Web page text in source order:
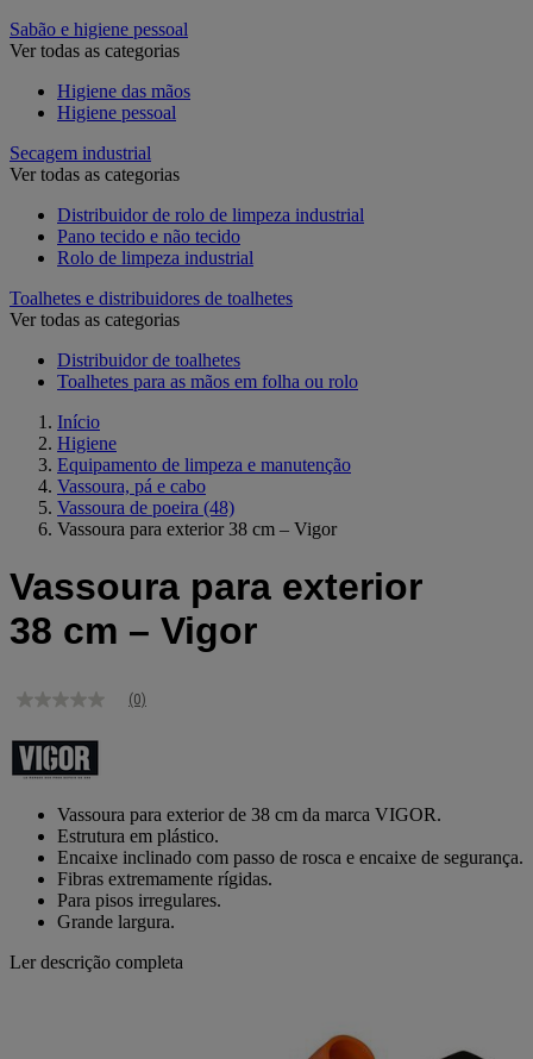
Sabão e higiene pessoal
Ver todas as categorias
Higiene das mãos
Higiene pessoal
Secagem industrial
Ver todas as categorias
Distribuidor de rolo de limpeza industrial
Pano tecido e não tecido
Rolo de limpeza industrial
Toalhetes e distribuidores de toalhetes
Ver todas as categorias
Distribuidor de toalhetes
Toalhetes para as mãos em folha ou rolo
Início
Higiene
Equipamento de limpeza e manutenção
Vassoura, pá e cabo
Vassoura de poeira (48)
Vassoura para exterior 38 cm – Vigor
Vassoura para exterior
38 cm – Vigor
Sem
de
classificação
Link
mesma
página.
(0)
Vassoura para exterior de 38 cm da marca VIGOR.
Estrutura em plástico.
Encaixe inclinado com passo de rosca e encaixe de segurança.
Fibras extremamente rígidas.
Para pisos irregulares.
Grande largura.
Ler descrição completa